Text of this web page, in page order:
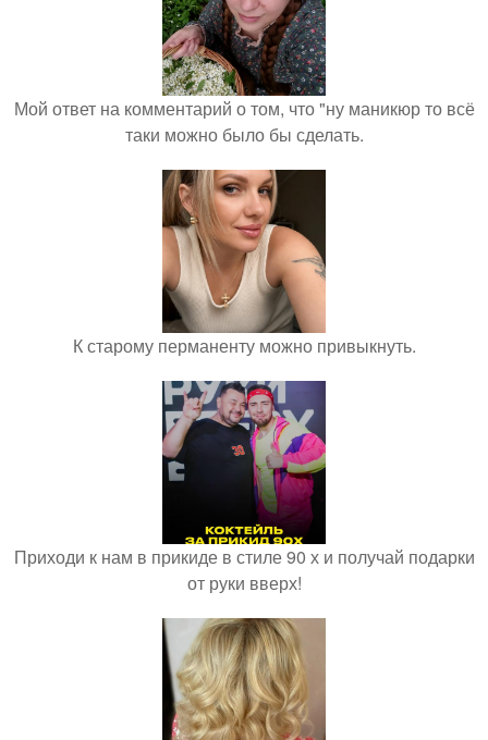
Мой ответ на комментарий о том, что "ну маникюр то всё
таки можно было бы сделать.
К старому перманенту можно привыкнуть.
Приходи к нам в прикиде в стиле 90 х и получай подарки
от руки вверх!